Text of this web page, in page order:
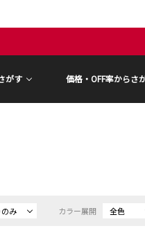
がす 価格・OFF率からさ
み カラー展開 全色